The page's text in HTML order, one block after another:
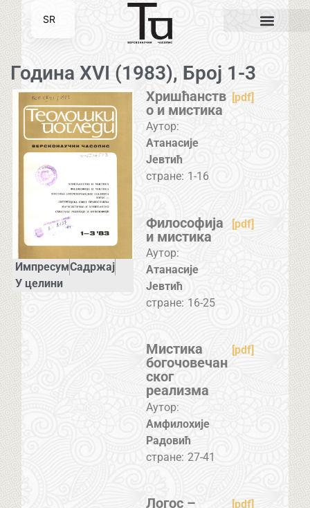
Година XVI (1983), Број 1-3
ИмпресумСадржај
У целини
Хришћанств
о и мистика
[pdf]
Аутор:
Атанасије
Јевтић
стране: 1-16
Философија
и мистика
[pdf]
Аутор:
Атанасије
Јевтић
стране: 16-25
Мистика
богочовечан
ског
реализма
[pdf]
Аутор:
Амфилохије
Радовић
стране: 27-41
Логос –
[pdf]
SR
EN